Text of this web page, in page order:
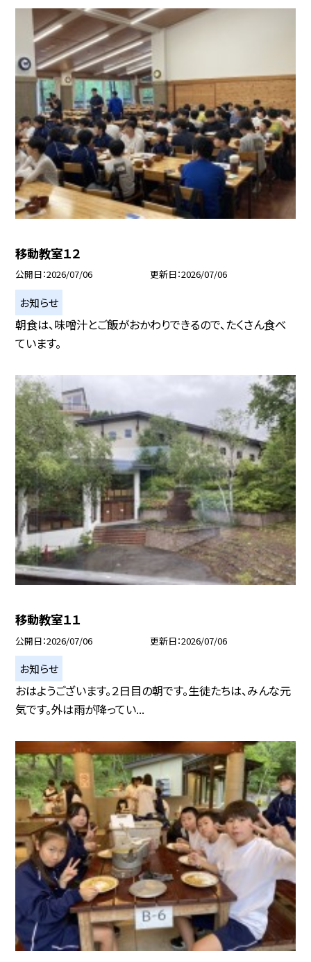
移動教室１２
公開日 2026/07/06 更新日 2026/07/06
お知らせ
朝食は、味噌汁とご飯がおかわりできるので、たくさん食べ
ています。
移動教室１１
公開日 2026/07/06 更新日 2026/07/06
お知らせ
おはようございます。２日目の朝です。生徒たちは、みんな元
気です。外は雨が降ってい...